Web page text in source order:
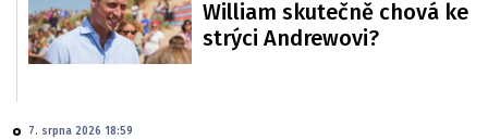
William skutečně chová ke
strýci Andrewovi?
7. srpna 2026 18:59